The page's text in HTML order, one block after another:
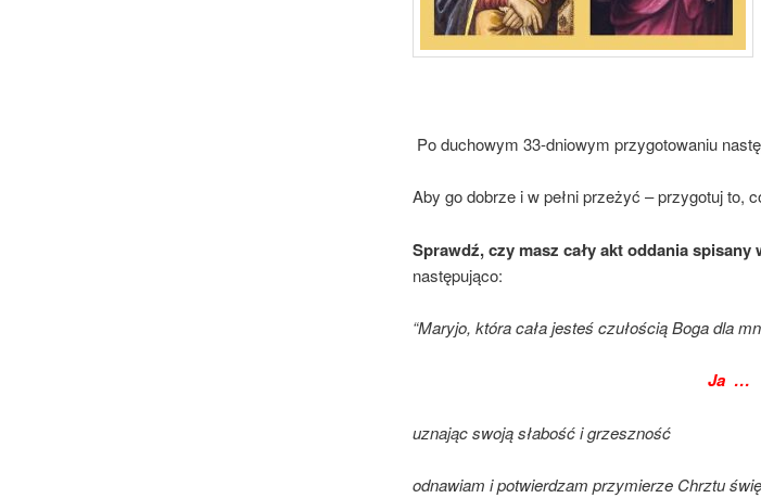
Po duchowym 33-dniowym przygotowaniu
Aby go dobrze i w pełni przeżyć – przygotuj to,
Sprawdź, czy masz cały akt oddania spisany
następująco:
“Maryjo, która cała jesteś czułością Boga dla
Ja …
uznając swoją słabość i grzeszność
odnawiam i potwierdzam przymierze Chrztu